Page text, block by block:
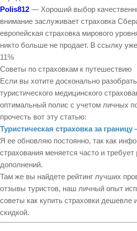
Polis812 — Хороший выбор
внимание заслуживает страховка
европейская страховка мирового
никто больше не продает. В ссылку
11%
Советы по страховкам к путешествию
Если вы хотите досконально
туристического медицинского
оптимальный полис с учетом личных
прочесть вот эту статью:
Туристическая страховка за
Я ее обновляю постоянно, так как
страхования меняется часто и требует
дополнений.
Там же вы найдете рейтинг лучших
отзывы туристов, наш личный опыт
советы как купить страховки дешевле
скидкой.